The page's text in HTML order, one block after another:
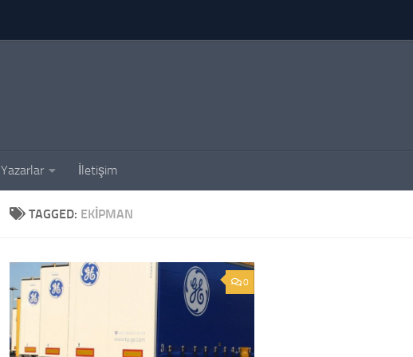
Yazarlar İletişim
TAGGED: EKIPMAN
0